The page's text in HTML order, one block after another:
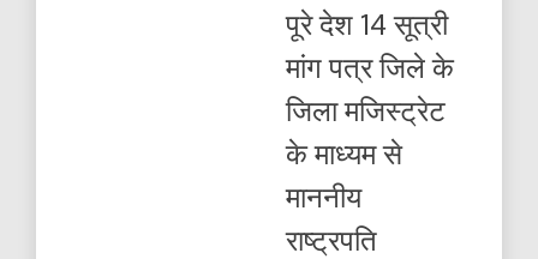
पूरे देश 14 सूत्री
मांग पत्र जिले के
जिला मजिस्ट्रेट
के माध्यम से
माननीय
राष्ट्रपति